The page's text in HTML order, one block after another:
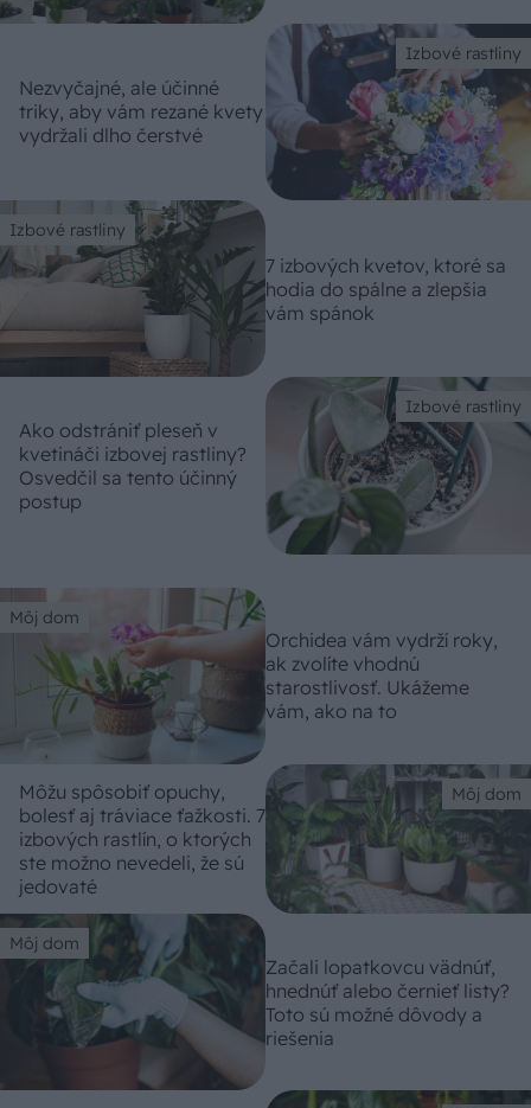
Izbové rastliny
Nezvyčajné, ale účinné
triky, aby vám rezané kvety
vydržali dlho čerstvé
Izbové rastliny
7 izbových kvetov, ktoré sa
hodia do spálne a zlepšia
vám spánok
Izbové rastliny
Ako odstrániť pleseň v
kvetináči izbovej rastliny?
Osvedčil sa tento účinný
postup
Môj dom
Orchidea vám vydrží roky,
ak zvolíte vhodnú
starostlivosť. Ukážeme
vám, ako na to
Môj dom
Môžu spôsobiť opuchy,
bolesť aj tráviace ťažkosti. 7
izbových rastlín, o ktorých
ste možno nevedeli, že sú
jedovaté
Môj dom
Začali lopatkovcu vädnúť,
hnednúť alebo černieť listy?
Toto sú možné dôvody a
riešenia